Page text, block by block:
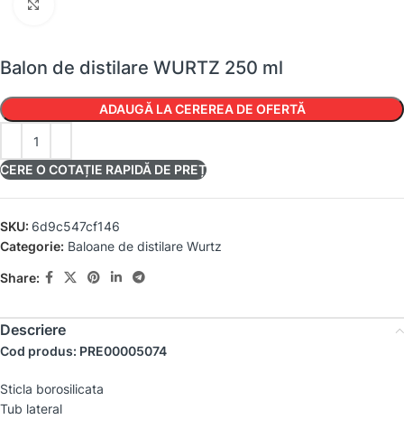
Balon de distilare WURTZ 250 ml
ADAUGĂ LA CEREREA DE OFERTĂ
CERE O COTAȚIE RAPIDĂ DE PREȚ
SKU: 6d9c547cf146
Categorie: Baloane de distilare Wurtz
Share:
Descriere
Cod produs: PRE00005074
Sticla borosilicata
Tub lateral